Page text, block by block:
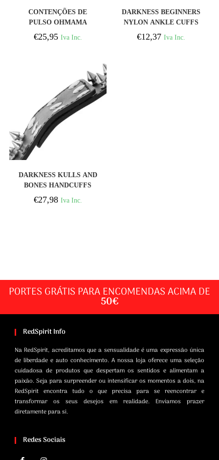
COMPRAR
CONTENÇÕES DE
PULSO OHMAMA
FETICHE FECHADO
FECHADO
€25,95 Iva Inc.
DARKNESS BEGINNERS
NYLON ANKLE CUFFS
BLACK
€12,37 Iva Inc.
DARKNESS KULLS AND
BONES HANDCUFFS
WITH SPIKES
€27,98 Iva Inc.
PORTES GRÁTIS PARA ENCOMENDAS ACIMA DE
50€
RedSpirit Info
Na RedSpirit, acreditamos que a sensualidade é uma expressão única
de liberdade e auto conhecimento. A nossa loja oferece uma seleção
cuidadosa de produtos que despertam os sentidos e alimentam a
paixão. Seja para surpreender ou intensificar os momentos a dois, na
RedSpirit encontra tudo o que precisa para se reencontrar e
transformar os seus desejos em realidade. Enviamos prazer
diretamente para si.
Redes Sociais